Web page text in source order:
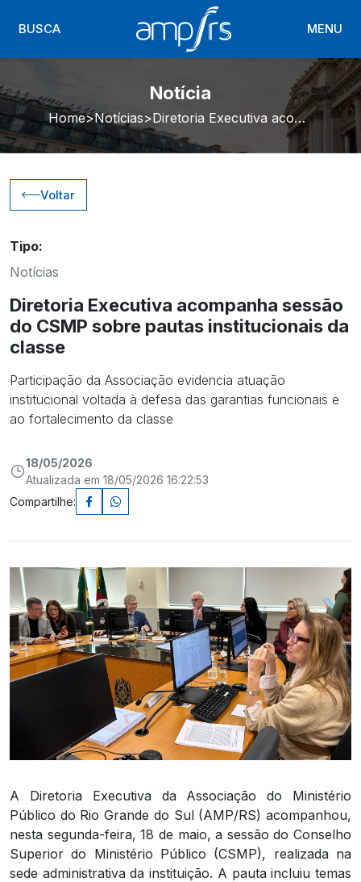
BUSCA MENU
Notícia
Home Notícias Diretoria Executiva acompanha sessão do CSMP sobre pautas institucionais da classe
Voltar
Tipo:
Notícias
Diretoria Executiva acompanha sessão
do CSMP sobre pautas institucionais da
classe
Participação da Associação evidencia atuação
institucional voltada à defesa das garantias funcionais e
ao fortalecimento da classe
18/05/2026
Atualizada em 18/05/2026 16:22:53
Compartilhe:
A Diretoria Executiva da Associação do Ministério
Público do Rio Grande do Sul (AMP/RS) acompanhou,
nesta segunda-feira, 18 de maio, a sessão do Conselho
Superior do Ministério Público (CSMP), realizada na
sede administrativa da instituição. A pauta incluiu temas